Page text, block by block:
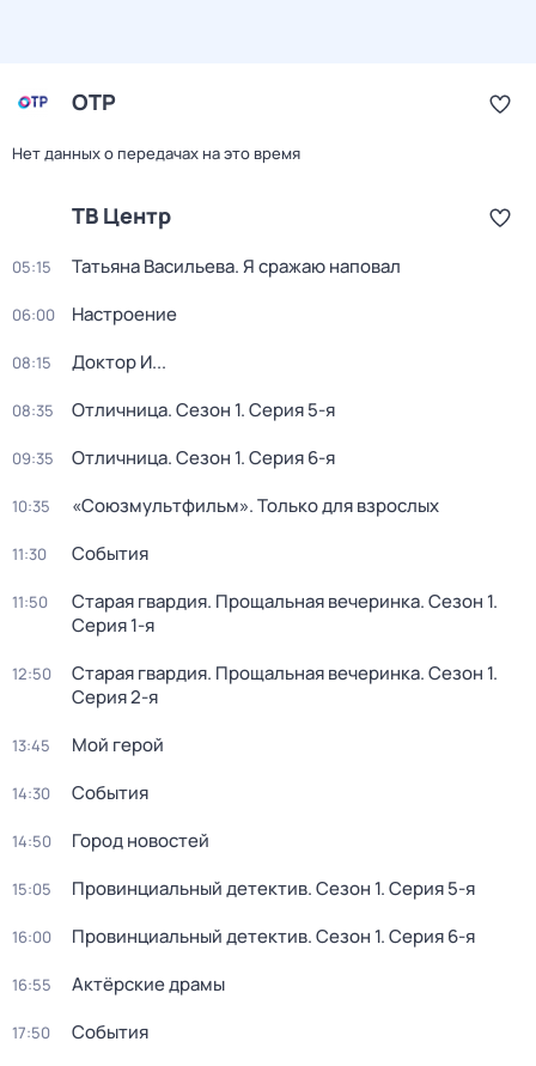
ОТР
Нет данных о передачах на это время
ТВ Центр
05:15 Татьяна Васильева. Я сражаю наповал
06:00 Настроение
08:15 Доктор И...
08:35 Отличница. Сезон 1. Серия 5-я
09:35 Отличница. Сезон 1. Серия 6-я
10:35 «Союзмультфильм». Только для взрослых
11:30 События
11:50 Старая гвардия. Прощальная вечеринка. Сезон 1.
Серия 1-я
12:50 Старая гвардия. Прощальная вечеринка. Сезон 1.
Серия 2-я
13:45 Мой герой
14:30 События
14:50 Город новостей
15:05 Провинциальный детектив. Сезон 1. Серия 5-я
16:00 Провинциальный детектив. Сезон 1. Серия 6-я
16:55 Актёрские драмы
17:50 События